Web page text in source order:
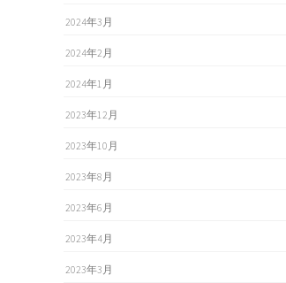
2024年3月
2024年2月
2024年1月
2023年12月
2023年10月
2023年8月
2023年6月
2023年4月
2023年3月